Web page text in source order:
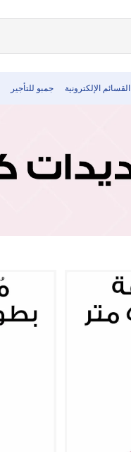
القسائم الإلكترونية جمبو للتأجير